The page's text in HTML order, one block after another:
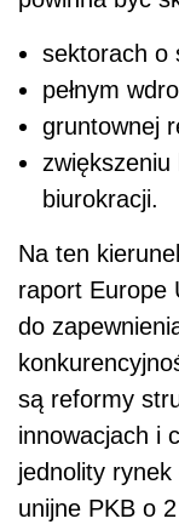
sektorach o
pełnym
gruntownej
zwiększeniu
biurokracji.
Na ten
raport Europe
do
są reformy
innowacjach i
jednolity rynek
unijne PKB o